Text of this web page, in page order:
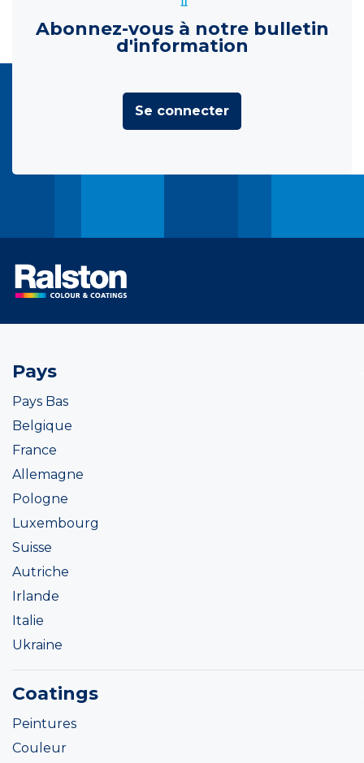
Abonnez-vous à notre bulletin
d'information
Se connecter
Pays
Pays Bas
Belgique
France
Allemagne
Pologne
Luxembourg
Suisse
Autriche
Irlande
Italie
Ukraine
Coatings
Peintures
Couleur